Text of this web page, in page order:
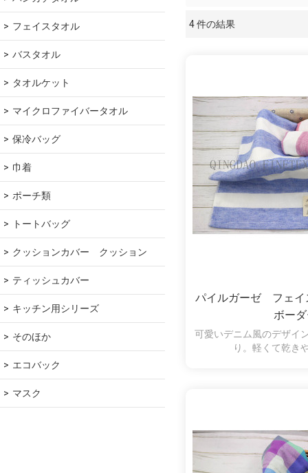
フェイスタオル
バスタオル
タオルケット
マイクロファイバータオル
保冷バッグ
巾着
ポーチ類
トートバッグ
クッションカバー　クッション
ティッシュカバー
キッチン用シリーズ
そのほか
エコバック
マスク
4 件の結果
パイルガーゼ フェイ
ボー
可愛いデニム風のデザイ
り。軽くて乾き